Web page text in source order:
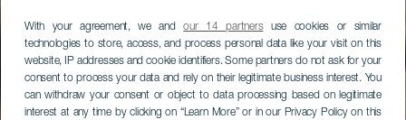
With your agreement, we andour 14 partnersuse cookies or similar
technologies to store, access, and process personal data like your visit on this
website, IP addresses and cookie identifiers. Some partners do not ask for your
consent to process your data and rely on their legitimate business interest. You
can withdraw your consent or object to data processing based on legitimate
interest at any time by clicking on “Learn More” or in our Privacy Policy on this